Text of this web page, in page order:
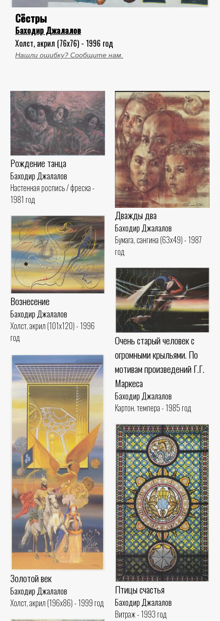
Сёстры
Баходир Джалалов
Холст, акрил (76x76) - 1996 год
Нашли ошибку? Сообщите нам.
Рождение танца
Баходир Джалалов
Настенная роспись / фреска -
1981 год
Дважды два
Баходир Джалалов
Бумага, сангина (63x49) - 1987
год
Вознесение
Баходир Джалалов
Холст, акрил (101x120) - 1996
год
Очень старый человек с
огромными крыльями. По
мотивам произведений Г.Г.
Маркеса
Баходир Джалалов
Картон. темпера - 1985 год
Золотой век
Баходир Джалалов
Холст, акрил (196x86) - 1999 год
Птицы счастья
Баходир Джалалов
Витраж - 1993 год